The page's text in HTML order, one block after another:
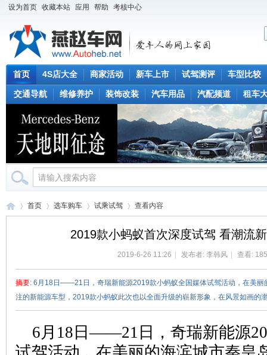
设为首页 收藏本站 应用 帮助 考核中心
首页 4S店大全 商家活动 新车上市 试驾测评 车型比较
交通导航 维修养护 装饰改装 汽车用品 汽配频道 租车
首页 选车购车 试乘试驾
›
查看内容
2019款小蚂蚁首次深度试驾 看潮流
2019-6-26 11:26 发布者: 李韩风 查看:
摘要: 6月18日——21日，奇瑞新能源2019款小蚂蚁全国媒体试驾活动，在美丽
注的新能源车型，2019款小蚂蚁此次也以全面升级的崭新形象，在风景如画的
6月18日——21日，奇瑞新能源